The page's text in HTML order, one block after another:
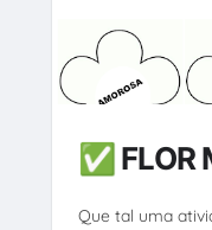
✅
Que tal uma